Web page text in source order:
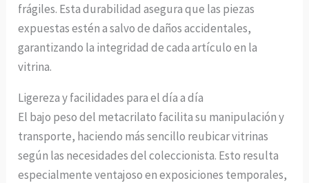
frágiles. Esta durabilidad asegura que las piezas
expuestas estén a salvo de daños accidentales,
garantizando la integridad de cada artículo en la
vitrina.
Ligereza y facilidades para el día a día
El bajo peso del metacrilato facilita su manipulación y
transporte, haciendo más sencillo reubicar vitrinas
según las necesidades del coleccionista. Esto resulta
especialmente ventajoso en exposiciones temporales,